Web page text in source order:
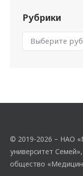
Рубрики
© 2019-2026 – НАО
университет
общество